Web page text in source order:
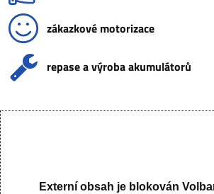
zákazkové motorizace
repase a výroba akumulátorů
Externí obsah je blokován